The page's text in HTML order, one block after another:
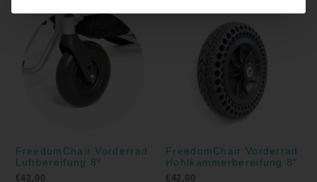
FreedomChair Vorderrad
Luftbereifung 8″
€42,00
FreedomChair Vorderrad
Hohlkammerbereifung 8″
€42,00